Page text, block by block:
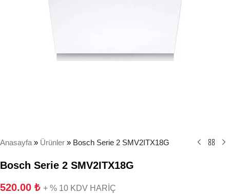
Anasayfa » Ürünler » Bosch Serie 2 SMV2ITX18G
Bosch Serie 2 SMV2ITX18G
520.00 ₺ + % 10 KDV HARİÇ